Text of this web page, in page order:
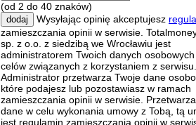
(od 2 do 40 znaków)
dodaj Wysyłając opinię akceptujesz
zamieszczania opinii w serwisie.
sp. z o.o. z siedzibą we Wrocławiu jest
administratorem Twoich danych
celów związanych z korzystaniem z serwisu.
Administrator przetwarza Twoje dane
które podajesz lub pozostawiasz w ramach
zamieszczania opinii w serwisie.
dane w celu wykonania umowy z Tobą, tą
jest regulamin zamieszczania opinii w